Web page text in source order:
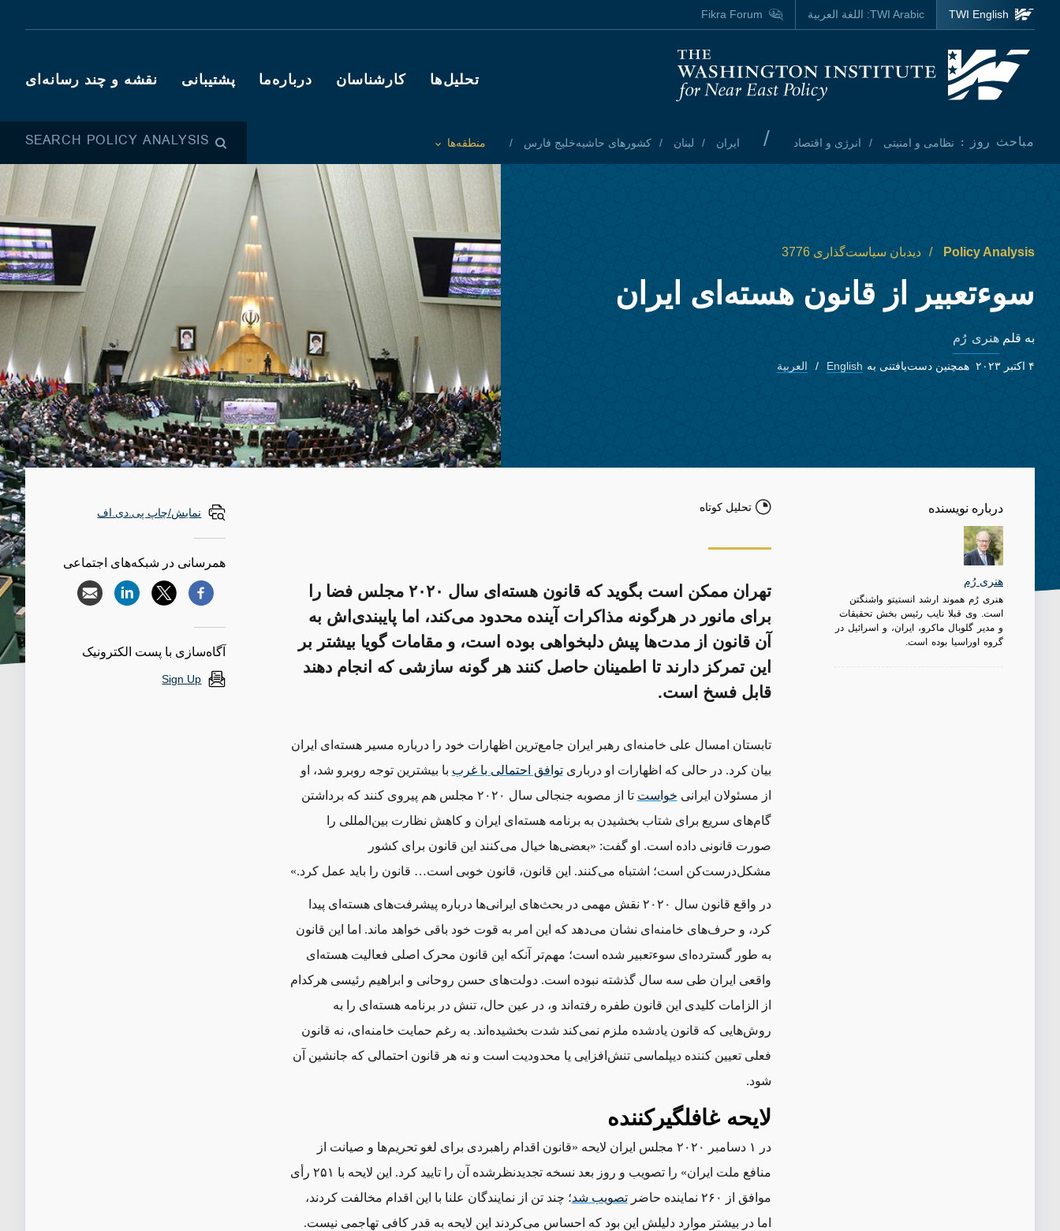
Skip to main content
Homepage
Main navigation
تحلیل‌ها کارشناسان درباره‌ما پشتیبانی نقشه و چند رسانه‌ای
مباحث روز : نظامی و امنیتی انرژی و اقتصاد / ایران لبنان کشورهای حاشیه‌خلیج فارس
Toggle List of
منطقه‌ها SEARCH POLICY ANALYSIS
TWI English
TWI Arabic: اللغة العربية Fikra Forum
Policy Analysis دیدبان سیاست‌گذاری 3776
سوءتعبیر از قانون هسته‌ای ایران
به قلم هنری رُم
۴ اکتبر ۲۰۲۳ همچنین دست‌یافتنی به English العربية
درباره نویسنده
هنری رُم
هنری رُم هموند ارشد انستیتو واشنگتن
است. وی قبلا نایب رئیس بخش تحقیقات
و مدیر گلوبال ماکرو، ایران، و اسرائیل در
گروه اوراسیا بوده است.
تحلیل کوتاه
تهران ممکن است بگوید که قانون هسته‌ای سال ۲۰۲۰ مجلس فضا را
برای مانور در هرگونه مذاکرات آینده محدود می‌کند، اما پایبندی‌اش به
آن قانون از مدت‌ها پیش دلبخواهی بوده است، و مقامات گویا بیشتر بر
این تمرکز دارند تا اطمینان حاصل کنند هر گونه سازشی که انجام دهند
قابل فسخ است.
تابستان امسال علی خامنه‌ای رهبر ایران جامع‌ترین اظهارات خود را درباره مسیر هسته‌ای ایران
بیان کرد. در حالی که اظهارات او درباریتوافق احتمالی با غرب با بیشترین توجه روبرو شد، او
از مسئولان ایرانی خواست
تا از مصوبه جنجالی سال ۲۰۲۰ مجلس هم پیروی کنند که برداشتن
گام‌های سریع برای شتاب بخشیدن به برنامه هسته‌ای ایران و کاهش نظارت بین‌المللی را
صورت قانونی داده است. او گفت: «بعضی‌ها خیال می‌کنند این قانون برای کشور
مشکل‌درست‌کن است؛ اشتباه می‌کنند. این قانون، قانون خوبی است… قانون را باید عمل کرد.»
در واقع قانون سال ۲۰۲۰ نقش مهمی در بحث‌های ایرانی‌ها درباره پیشرفت‌های هسته‌ای پیدا
کرد، و حرف‌های خامنه‌ای نشان می‌دهد که این امر به قوت خود باقی خواهد ماند. اما این قانون
به طور گسترده‌ای سوءتعبیر شده است؛ مهم‌تر آنکه این قانون محرک اصلی فعالیت هسته‌ای
واقعی ایران طی سه سال گذشته نبوده است. دولت‌های حسن روحانی و ابراهیم رئیسی هرکدام
از الزامات کلیدی این قانون طفره رفته‌اند و، در عین حال، تنش در برنامه هسته‌ای را به
روش‌هایی که قانون یادشده ملزم نمی‌کند شدت بخشیده‌اند. به رغم حمایت خامنه‌ای، نه قانون
فعلی تعیین کننده دیپلماسی تنش‌افزایی یا محدودیت است و نه هر قانون احتمالی که جانشین آن
شود.
لایحه غافلگیرکننده
در ۱ دسامبر ۲۰۲۰ مجلس ایران لایحه «قانون اقدام راهبردی برای لغو تحریم‌ها و صیانت از
منافع ملت ایران» را تصویب و روز بعد نسخه تجدیدنظرشده آن را تایید کرد. این لایحه با ۲۵۱ رأی
موافق از ۲۶۰ نماینده حاضر
تصویب شد؛ چند تن از نمایندگان علنا با این اقدام مخالفت کردند،
اما در بیشتر موارد دلیلش این بود که احساس می‌کردند این لایحه به قدر کافی تهاجمی نیست.
نمایش/چاپ پی.دی.اف
همرسانی در شبکه‌های اجتماعی
آگاه‌سازی با پست الکترونیک
Sign Up